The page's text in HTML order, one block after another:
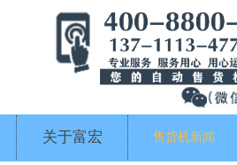
关于富宏 售货机新闻